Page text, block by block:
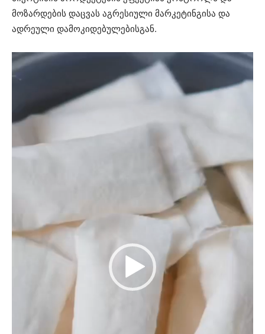
მოზარდების დაცვას აგრესიული მარკეტინგისა და
ადრეული დამოკიდებულებისგან.
ვიდეო
დამკვრელი